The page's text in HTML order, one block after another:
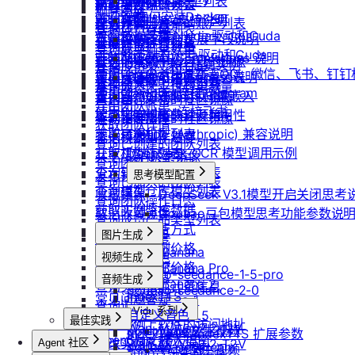
防火墙及端口设置
配置外网加速
云硬盘扩容与挂载
云存储挂载
模型库挂载
自启动
手动安装监控
无卡模式
ubuntu如何安装Docker
Windows安装Nvidia驱动和Cuda
ubuntu安装Nvidia驱动和Cuda
使用LangBot快速部署QQ、微信、飞书、钉钉
使用Clawdbot连接Telegram
使用Clawdbot连接飞书
重装实例
重置实例密码
升降配实例
获取支持的可用区信息列表
查询网络加速服务状态
检查指定规格的资源可用性
获取可用机型列表
获取机型族列表
查询软件端口映射列表
查询模型仓库模型列表
获取实例监控数据
变更实例计费方式
查询创建实例价格
查询实例升配价格
查询实例当前计费信息
查询退费金额
获取实例上软件的访问地址
修改实例名称
获取平台镜像列表
查询镜像已共享的账户列表
获取镜像标签列表
查询他人共享给自己的镜像
查询已收藏的镜像列表
查询自己发布的社区镜像
查询指定用户的社区镜像
查询镜像制作进度
共享/取消共享镜像
发布镜像到社区
收藏镜像
取消收藏镜像
更新镜像信息
扩容云盘
挂载已有云盘
查询云盘扩容价格
挂载 US3 对象存储到实例
云存储文件上传和下载
删除团队
查询成员订单列表
查询成员订单数量
查询成员未支付订单
查询成员未支付订单数量
导出团队账单
获取团队详情
查询已创建的团队列表
查询团队邀请记录
查询已加入的团队列表
查询团队操作日志
查询成员产品类型列表
设置成员额度
修改成员角色
更新团队信息
模型协议支持说明
API支持与扩展字段说明
OpenAI-Completions 说明
OpenAI-Response说明
Embeddings 向量嵌入
Gemini 快速开始
Claude (Anthropic) 兼容说明
DeepSeek-OCR 模型调用示例
思考模型配置
DeepSeek V3.1模型开启关闭思考
Doubao豆包模型思考功能参数说明
图片生成
Nano Banana
Nano Banana Pro
Nano Banana 2
gpt-image-1
gpt-image-1.5
gpt-image-2
doubao-seedream
视频生成
doubao-seedance-1-5-pro
doubao-seedance-2-0
Vidu 系列
Vidu/文生视频
Vidu/图生视频
Wan-AI/Wan2.2-I2V
Wan-AI/Wan2.2-T2V
音频生成
IndexTTS
自定义音色
IndexTeam/IndexTTS 扩展参数
常见问题答疑
最佳实践
OpenClaw 接入指南
Agent 社区